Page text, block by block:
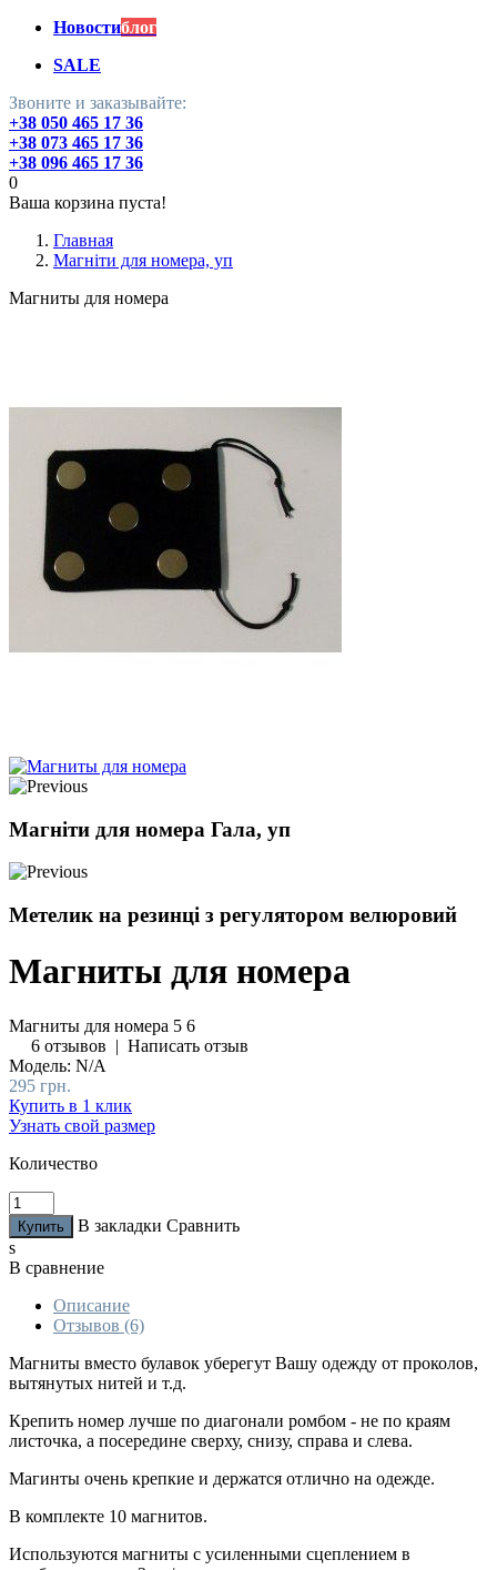
Новостиблог
SALE
Звоните и заказывайте:
+38 050 465 17 36
+38 073 465 17 36
+38 096 465 17 36
0
Ваша корзина пуста!
Главная
Магніти для номера, уп
Магниты для номера
Магніти для номера Гала, уп
Метелик на резинці з регулятором велюровий
Магниты для номера
Магниты для номера 5 6
6 отзывов | Написать отзыв
Модель: N/A
295 грн.
Купить в 1 клик
Узнать свой размер
Количество
В закладки Сравнить
s
В сравнение
Описание
Отзывов (6)
Магниты вместо булавок уберегут Вашу одежду от проколов,
вытянутых нитей и т.д.
Крепить номер лучше по диагонали ромбом - не по краям
листочка, а посередине сверху, снизу, справа и слева.
Магинты очень крепкие и держатся отлично на одежде.
В комплекте 10 магнитов.
Используются магниты с усиленными сцеплением в